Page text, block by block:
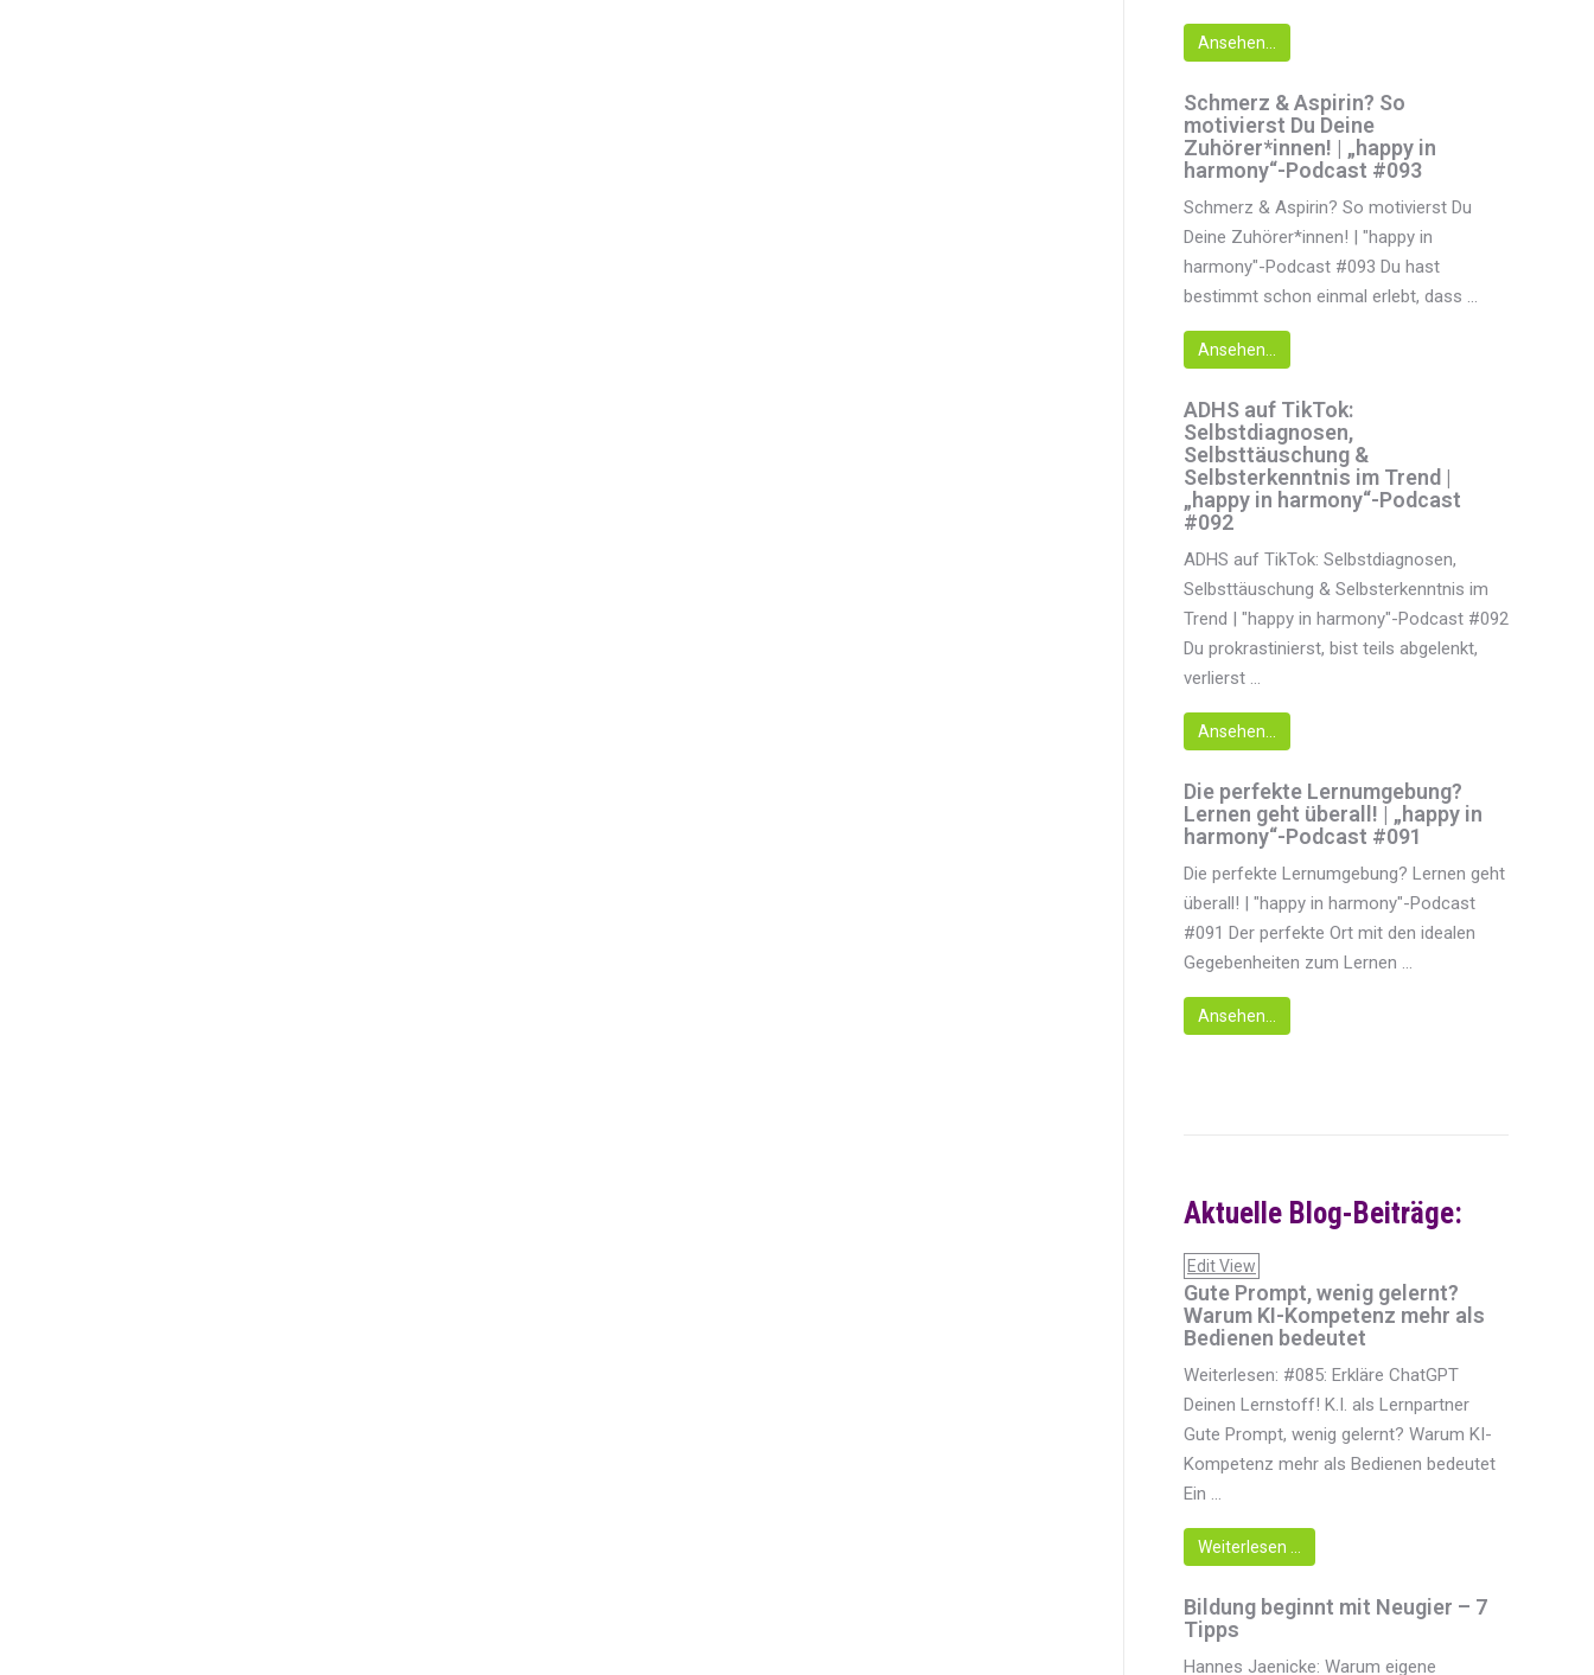
Ansehen...
Schmerz & Aspirin? So
motivierst Du Deine
Zuhörer*innen! | „happy in
harmony“-Podcast #093
Schmerz & Aspirin? So motivierst Du
Deine Zuhörer*innen! | "happy in
harmony"-Podcast #093 Du hast
bestimmt schon einmal erlebt, dass ...
Ansehen...
ADHS auf TikTok:
Selbstdiagnosen,
Selbsttäuschung &
Selbsterkenntnis im Trend |
„happy in harmony“-Podcast
#092
ADHS auf TikTok: Selbstdiagnosen,
Selbsttäuschung & Selbsterkenntnis im
Trend | "happy in harmony"-Podcast #092
Du prokrastinierst, bist teils abgelenkt,
verlierst ...
Ansehen...
Die perfekte Lernumgebung?
Lernen geht überall! | „happy in
harmony“-Podcast #091
Die perfekte Lernumgebung? Lernen geht
überall! | "happy in harmony"-Podcast
#091 Der perfekte Ort mit den idealen
Gegebenheiten zum Lernen ...
Ansehen...
Aktuelle Blog-Beiträge:
Edit View
Gute Prompt, wenig gelernt?
Warum KI-Kompetenz mehr als
Bedienen bedeutet
Weiterlesen: #085: Erkläre ChatGPT
Deinen Lernstoff! K.I. als Lernpartner
Gute Prompt, wenig gelernt? Warum KI-
Kompetenz mehr als Bedienen bedeutet
Ein ...
Weiterlesen …
Bildung beginnt mit Neugier – 7
Tipps
Hannes Jaenicke: Warum eigene